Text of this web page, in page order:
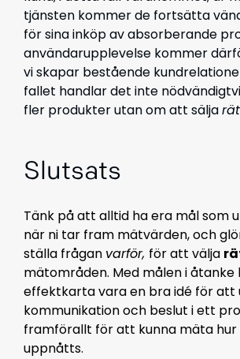
tjänsten kommer de fortsätta
för sina inköp av absorberande
användarupplevelse kommer
vi skapar bestående
fallet handlar det inte
fler produkter utan om att sälja
Slutsats
Tänk på att alltid ha era mål som
när ni tar fram mätvärden, och
ställa frågan varför, för att välja
mätområden. Med målen i åtanke
effektkarta vara en bra idé för att
kommunikation och beslut i ett
framförallt för att kunna mäta hur
uppnåtts.